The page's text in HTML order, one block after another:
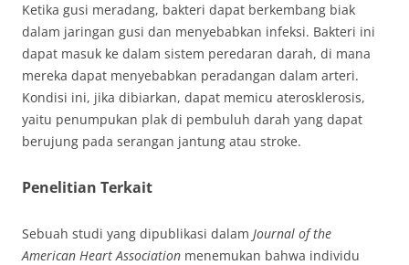
Ketika gusi meradang, bakteri dapat berkembang biak
dalam jaringan gusi dan menyebabkan infeksi. Bakteri ini
dapat masuk ke dalam sistem peredaran darah, di mana
mereka dapat menyebabkan peradangan dalam arteri.
Kondisi ini, jika dibiarkan, dapat memicu aterosklerosis,
yaitu penumpukan plak di pembuluh darah yang dapat
berujung pada serangan jantung atau stroke.
Penelitian Terkait
Sebuah studi yang dipublikasi dalam Journal of the
American Heart Association menemukan bahwa individu